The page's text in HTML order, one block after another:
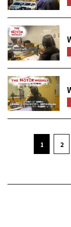
1 2